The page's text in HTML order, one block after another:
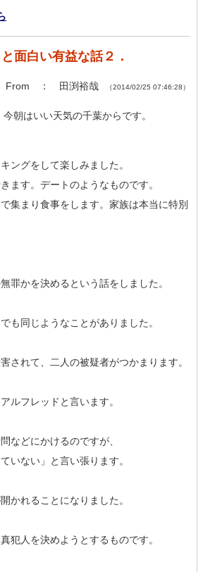
面白い有益な話２．
From ： 田渕裕哉 （2014/02/25 07:46:28）
朝はいい天気の千葉からです。
ングをして楽しみました。
ます。デートのようなものです。
集まり食事をします。家族は本当に特別
罪かを決めるという話をしました。
も同じようなことがありました。
されて、二人の被疑者がつかまります。
ルフレッドと言います。
などにかけるのですが、
いない」と言い張ります。
かれることになりました。
犯人を決めようとするものです。